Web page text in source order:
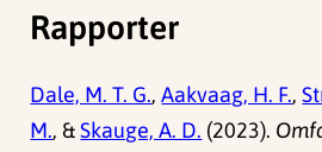
Rapporter
Dale, M. T. G.,Aakvaag, H. F.,
M., &Skauge, A. D. (2023).